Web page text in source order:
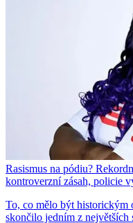
Rasismus na pódiu?
kontroverzní zásah, policie
To, co mělo být historickým
skončilo jedním z největších